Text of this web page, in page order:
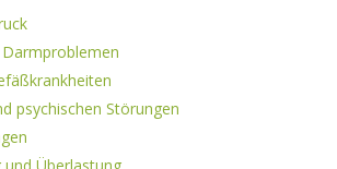
psychischen Störungen